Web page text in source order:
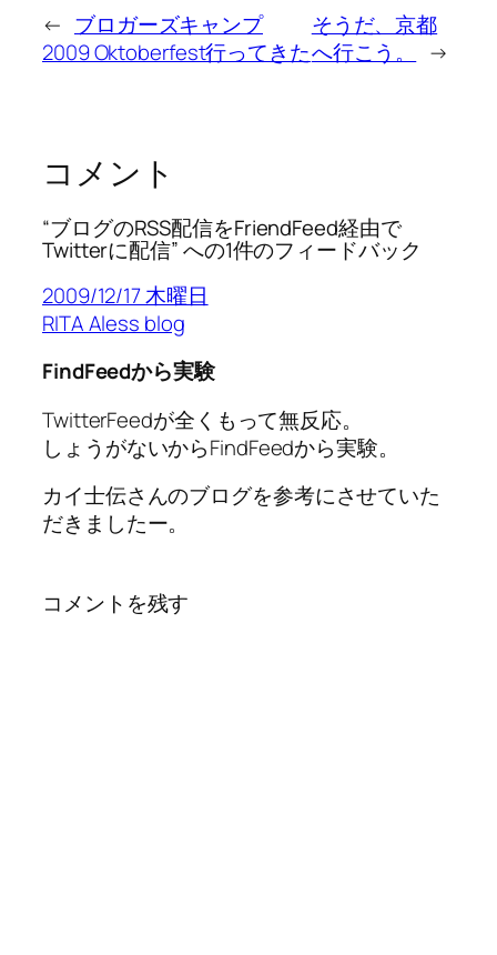
← ブロガーズキャンプ
2009 Oktoberfest行ってきた
そうだ、京都
へ行こう。
→
コメント
“ブログのRSS配信をFriendFeed経由で
Twitterに配信” への1件のフィードバック
2009/12/17 木曜日
RITA Aless blog
FindFeedから実験
TwitterFeedが全くもって無反応。
しょうがないからFindFeedから実験。
カイ士伝さんのブログを参考にさせていた
だきましたー。
コメントを残す